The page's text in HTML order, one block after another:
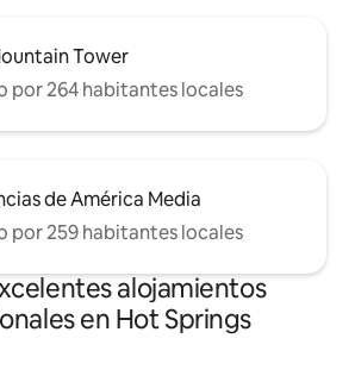
Tower
por 264 habitantes locales
de América Media
por 259 habitantes locales
alojamientos
en Hot Springs